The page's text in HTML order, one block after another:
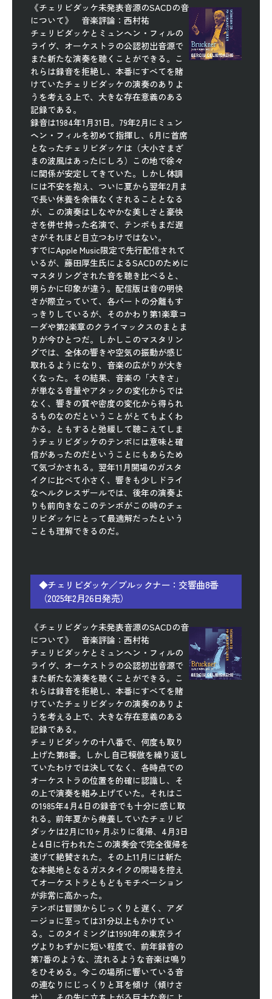
《チェリビダッケ未発表音源のSACDの音
について》 音楽評論：西村祐
チェリビダッケとミュンヘン・フィルの
ライヴ、オーケストラの公認初出音源で
また新たな演奏を聴くことができる。こ
れらは録音を拒絶し、本番にすべてを賭
けていたチェリビダッケの演奏のありよ
うを考える上で、大きな存在意義のある
記録である。
録音は1984年1月31日。79年2月にミュン
ヘン・フィルを初めて指揮し、6月に首席
となったチェリビダッケは（大小さまざ
まの波風はあったにしろ）この地で徐々
に関係が安定してきていた。しかし体調
には不安を抱え、ついに夏から翌年2月ま
で長い休養を余儀なくされることとなる
が、この演奏はしなやかな美しさと豪快
さを併せ持った名演で、テンポもまだ遅
さがそれほど目立つわけではない。
すでにApple Music限定で先行配信されて
いるが、藤田厚生氏によるSACDのために
マスタリングされた音を聴き比べると、
明らかに印象が違う。配信版は音の明快
さが際立っていて、各パートの分離もす
っきりしているが、そのかわり第1楽章コ
ーダや第2楽章のクライマックスのまとま
りが今ひとつだ。しかしこのマスタリン
グでは、全体の響きや空気の振動が感じ
取れるようになり、音楽の広がりが大き
くなった。その結果、音楽の「大きさ」
が単なる音量やアタックの変化からでは
なく、響きの質や密度の変化から得られ
るものなのだということがとてもよくわ
かる。ともすると弛緩して聴こえてしま
うチェリビダッケのテンポには意味と確
信があったのだということにもあらため
て気づかされる。翌年11月開場のガスタ
イクに比べて小さく、響きも少しドライ
なヘルクレスザールでは、後年の演奏よ
りも前向きなこのテンポがこの時のチェ
リビダッケにとって最適解だったという
ことも理解できるのだ。
◆チェリビダッケ／ブルックナー：交響曲8番
（2025年2月26日発売）
《チェリビダッケ未発表音源のSACDの音
について》 音楽評論：西村祐
チェリビダッケとミュンヘン・フィルの
ライヴ、オーケストラの公認初出音源で
また新たな演奏を聴くことができる。こ
れらは録音を拒絶し、本番にすべてを賭
けていたチェリビダッケの演奏のありよ
うを考える上で、大きな存在意義のある
記録である。
チェリビダッケの十八番で、何度も取り
上げた第8番。しかし自己模倣を繰り返し
ていたわけでは決してなく、各時点での
オーケストラの位置を的確に認識し、そ
の上で演奏を組み上げていた。それはこ
の1985年4月4日の録音でも十分に感じ取
れる。前年夏から療養していたチェリビ
ダッケは2月に10ヶ月ぶりに復帰、4月3日
と4日に行われたこの演奏会で完全復帰を
遂げて絶賛された。その上11月には新た
な本拠地となるガスタイクの開場を控え
てオーケストラともどもモチベーション
が非常に高かった。
テンポは冒頭からじっくりと遅く、アダ
ージョに至っては31分以上もかけてい
る。このタイミングは1990年の東京ライ
ヴよりわずかに短い程度で、前年録音の
第7番のような、流れるような音楽は鳴り
をひそめる。今この場所に響いている音
の連なりにじっくりと耳を傾け（傾けさ